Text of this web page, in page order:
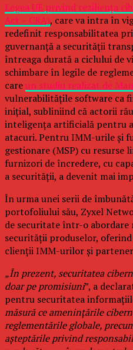
Legea UE privind reziliența
Act – CRA), care va intra în
redefinit responsabilitatea
guvernanță a securității
întreaga durată a ciclului de
schimbare în legile de
careun studiu realizat de
vulnerabilitățile software ca
inițial, subliniind că actorii
inteligența artificială pentru
atacuri. Pentru IMM-urile și
gestionare (MSP) cu resurse
furnizori de încredere, cu
a securității, a devenit mai
În urma unei serii de
portofoliului său, Zyxel
de securitate într-o abordare
securității produselor,
clienții IMM-urilor și
„În prezent, securitatea
doar pe promisiuni”, a
pentru securitatea
măsură ce amenințările
reglementările globale,
așteptările privind